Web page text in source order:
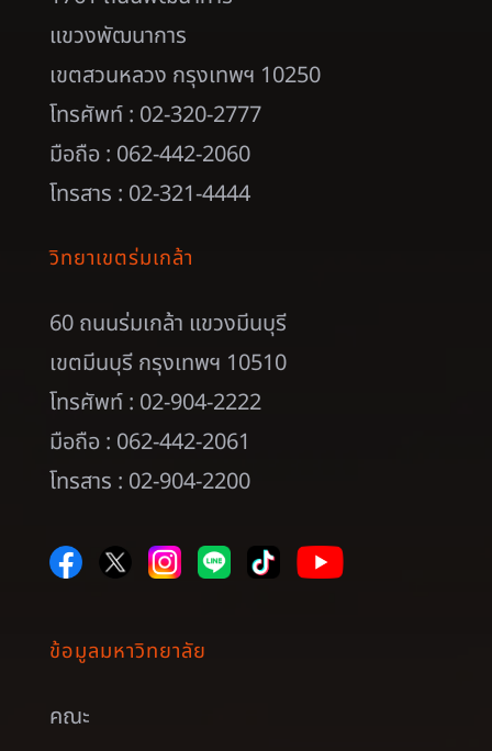
แขวงพัฒนาการ
เขตสวนหลวง กรุงเทพฯ 10250
โทรศัพท์ : 02-320-2777
มือถือ : 062-442-2060
โทรสาร : 02-321-4444
วิทยาเขตร่มเกล้า
60 ถนนร่มเกล้า แขวงมีนบุรี
เขตมีนบุรี กรุงเทพฯ 10510
โทรศัพท์ : 02-904-2222
มือถือ : 062-442-2061
โทรสาร : 02-904-2200
ข้อมูลมหาวิทยาลัย
คณะ